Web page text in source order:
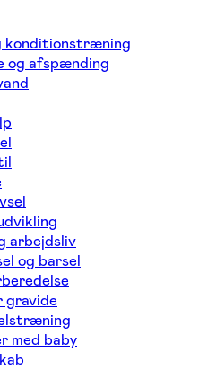
konditionstræning
og afspænding
arbejdsliv
og barsel
gravide
med baby